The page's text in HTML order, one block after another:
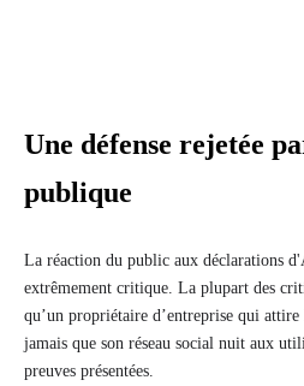
Une défense rejetée
publique
La réaction du public aux déclarations
extrêmement critique. La plupart des
qu’un propriétaire d’entreprise qui
jamais que son réseau social nuit aux
preuves présentées.